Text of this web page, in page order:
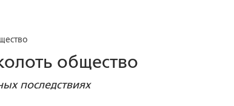
общество
последствиях